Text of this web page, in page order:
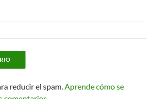
reducir el spam.Aprende cómo se